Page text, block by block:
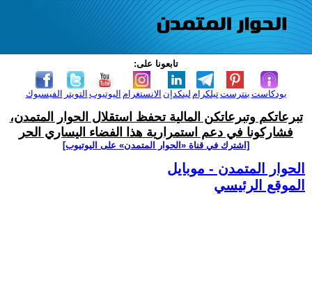
تابعونا على:
الفيسبوك التويتر اليوتيوب الانستغرام لينكدإن تيلكرامبنترست بودكاست
تبرعاتكم وتبرعاتكن المالية تحفظ استقلال الحوار المتمدن،
فشاركونا في دعم استمرارية هذا الفضاء اليساري الحر
[اشترك في قناة ‫«الحوار المتمدن» على اليوتيوب]
الحوار المتمدن - موبايل
الموقع الرئيسي